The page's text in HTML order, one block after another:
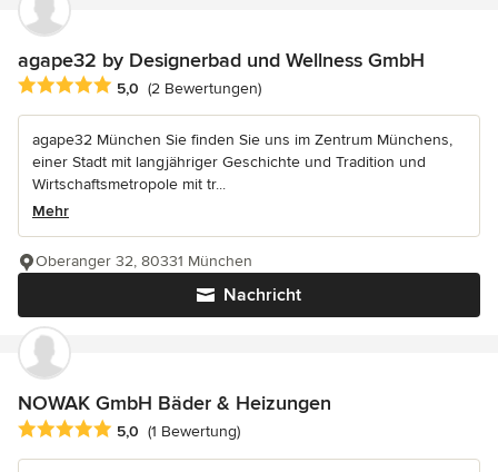
agape32 by Designerbad und Wellness GmbH
Durchschnittliche Bewertung: 5 von 5 Sternen
5,0 (2 Bewertungen)
agape32 München Sie finden Sie uns im Zentrum Münchens,
einer Stadt mit langjähriger Geschichte und Tradition und
Wirtschaftsmetropole mit tr...
Mehr
Nachricht
Oberanger 32, 80331 München
NOWAK GmbH Bäder & Heizungen
Durchschnittliche Bewertung: 5 von 5 Sternen
5,0 (1 Bewertung)